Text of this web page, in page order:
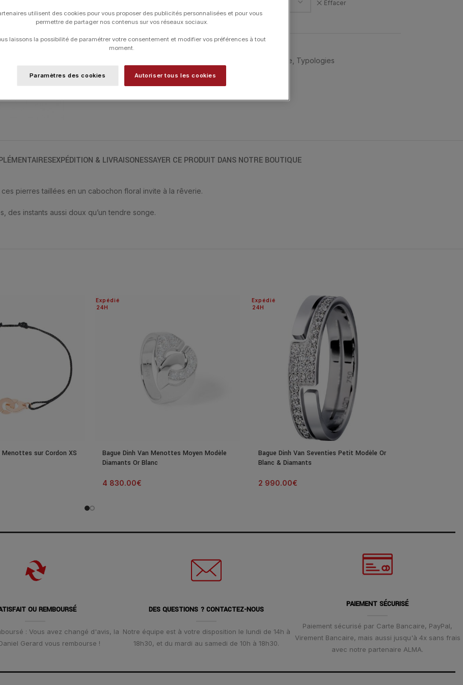
Effacer
UGS :91PS175E
Songe Typologies
EXPÉDITION & LIVRAISONESSAYER CE PRODUIT DANS NOTRE BOUTIQUE
pierres taillées en un cabochon floral invite à la rêverie.
des instants aussi doux qu’un tendre songe.
Menottes sur Cordon XS
24H
Expédié
Bague Dinh Van Menottes Moyen Modèle
Diamants Or Blanc
4 830.00€
24H
Expédié
Bague Dinh Van Seventies Petit Modèle Or
Blanc & Diamants
2 990.00€
OU REMBOURSÉ
: Vous avez changé d'avis, la
Gerard vous rembourse !
DES QUESTIONS ? CONTACTEZ-NOUS
Notre équipe est à votre disposition le lundi de 14h à
18h30, et du mardi au samedi de 10h à 18h30.
PAIEMENT SÉCURISÉ
Paiement sécurisé par Carte Bancaire, PayPal,
Virement Bancaire, mais aussi jusqu'à 4x sans frais
avec notre partenaire ALMA.
utilisent des cookies pour vous proposer des publicités personnalisées et pour vous
permettre de partager nos contenus sur vos réseaux sociaux.
laissons la possibilité de paramétrer votre consentement et modifier vos préférences à tout
moment.
Paramètres des cookies Autoriser tous les cookies